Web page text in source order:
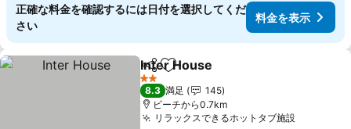
正確な料金を確認するには日付を選択してくだ
さい
料金を表示
シェアお気に入りに追加
Inter House
2 ホテルのランク
8.3 満足
145
ビーチから0.7km
リラックスできるホットタブ施設